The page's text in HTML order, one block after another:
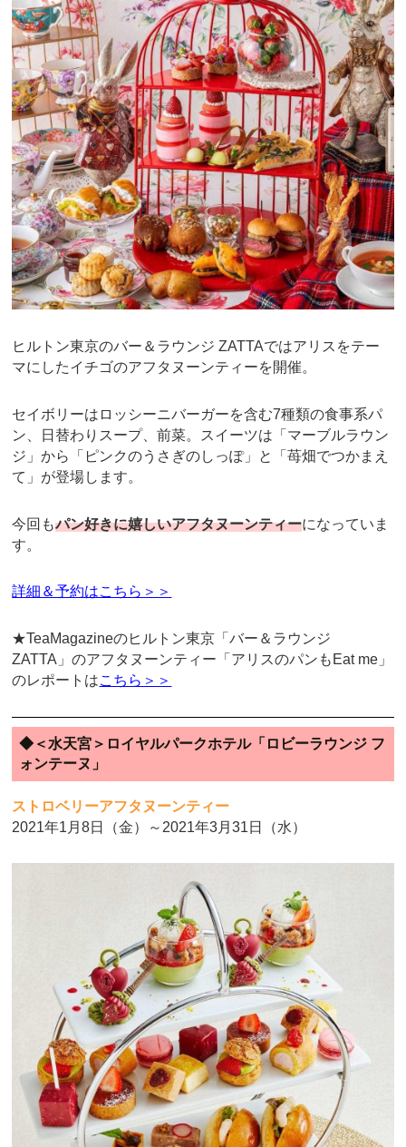
ヒルトン東京のバー＆ラウンジ ZATTAではアリスをテー
マにしたイチゴのアフタヌーンティーを開催。
セイボリーはロッシーニバーガーを含む7種類の食事系パ
ン、日替わりスープ、前菜。スイーツは「マーブルラウン
ジ」から「ピンクのうさぎのしっぽ」と「苺畑でつかまえ
て」が登場します。
今回もパン好きに嬉しいアフタヌーンティーになっていま
す。
詳細＆予約はこちら＞＞
★TeaMagazineのヒルトン東京「バー＆ラウンジ
ZATTA」のアフタヌーンティー「アリスのパンもEat me」
のレポートはこちら＞＞
◆＜水天宮＞ロイヤルパークホテル「ロビーラウンジ フ
ォンテーヌ」
ストロベリーアフタヌーンティー
2021年1月8日（金）～2021年3月31日（水）